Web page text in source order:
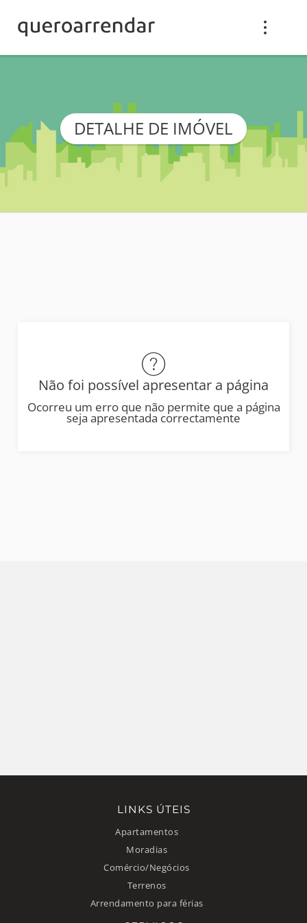
DETALHE DE IMÓVEL
Não foi possível apresentar a página
Ocorreu um erro que não permite que a página
seja apresentada correctamente
LINKS ÚTEIS
Apartamentos
Moradias
Comércio/Negócios
Terrenos
Arrendamento para férias